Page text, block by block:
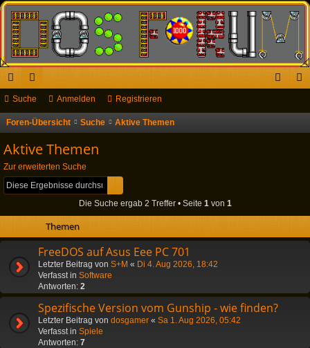
ch
ne
llz
ug
riff
or
en
Suche Anmelden Registrieren
Foren-Übersicht Suche Aktive Themen
Aktive Themen
Zur erweiterten Suche
Die Suche ergab 2 Treffer • Seite 1von 1
Themen
FreeDOS auf Asus Eee PC 701
Letzter Beitrag von S+M « Di 4. Aug 2026, 18:42
Verfasst in Software
Antworten: 2
Spezifische Version vom Gunship - wie finden?
Letzter Beitrag von dosgamer « Sa 1. Aug 2026, 05:42
Verfasst in Spiele
Antworten: 7